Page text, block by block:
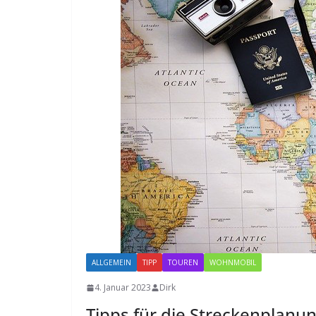
ALLGEMEIN TIPP TOUREN WOHNMOBIL
4. Januar 2023 Dirk